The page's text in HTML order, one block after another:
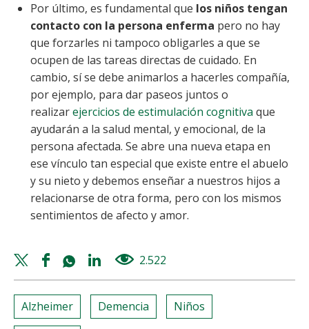
Por último, es fundamental que los niños tengan
contacto con la persona enferma pero no hay
que forzarles ni tampoco obligarles a que se
ocupen de las tareas directas de cuidado. En
cambio, sí se debe animarlos a hacerles compañía,
por ejemplo, para dar paseos juntos o
realizarejercicios de estimulación cognitiva que
ayudarán a la salud mental, y emocional, de la
persona afectada. Se abre una nueva etapa en
ese vínculo tan especial que existe entre el abuelo
y su nieto y debemos enseñar a nuestros hijos a
relacionarse de otra forma, pero con los mismos
sentimientos de afecto y amor.
Twitter
share
Facebook
share
Whatsapp
share
Linkedin
share
2.522
Alzheimer Demencia Niños